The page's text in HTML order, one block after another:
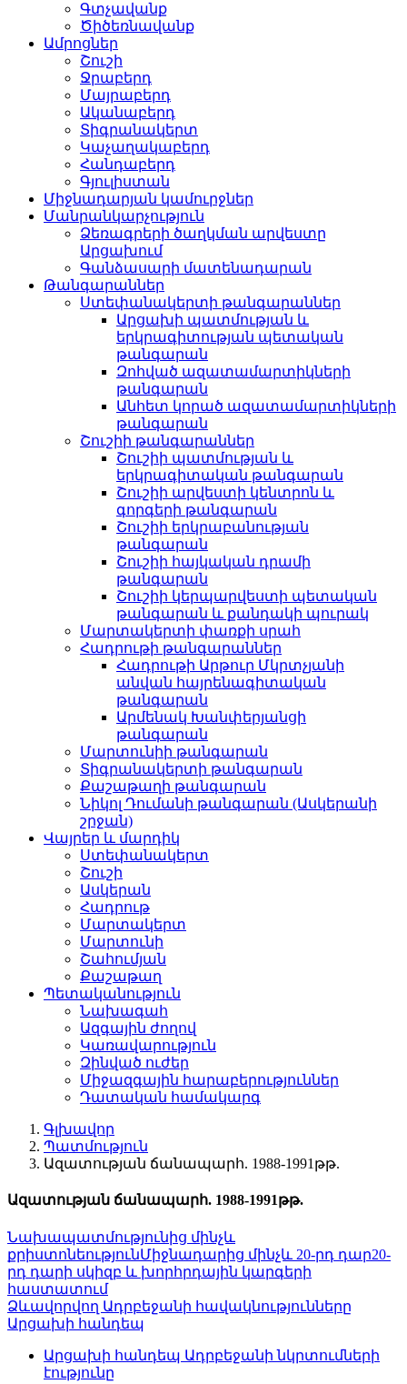
Գտչավանք
Ծիծեռնավանք
Ամրոցներ
Շուշի
Ջրաբերդ
Մայրաբերդ
Ականաբերդ
Տիգրանակերտ
Կաչաղակաբերդ
Հանդաբերդ
Գյուլիստան
Միջնադարյան կամուրջներ
Մանրանկարչություն
Ձեռագրերի ծաղկման արվեստը
Արցախում
Գանձասարի մատենադարան
Թանգարաններ
Ստեփանակերտի թանգարաններ
Արցախի պատմության և
երկրագիտության պետական
թանգարան
Զոհված ազատամարտիկների
թանգարան
Անհետ կորած ազատամարտիկների
թանգարան
Շուշիի թանգարաններ
Շուշիի պատմության և
երկրագիտական թանգարան
Շուշիի արվեստի կենտրոն և
գորգերի թանգարան
Շուշիի երկրաբանության
թանգարան
Շուշիի հայկական դրամի
թանգարան
Շուշիի կերպարվեստի պետական
թանգարան և քանդակի պուրակ
Մարտակերտի փառքի սրահ
Հադրութի թանգարաններ
Հադրութի Արթուր Մկրտչյանի
անվան հայրենագիտական
թանգարան
Արմենակ Խանփերյանցի
թանգարան
Մարտունիի թանգարան
Տիգրանակերտի թանգարան
Քաշաթաղի թանգարան
Նիկոլ Դումանի թանգարան (Ասկերանի
շրջան)
Վայրեր և մարդիկ
Ստեփանակերտ
Շուշի
Ասկերան
Հադրութ
Մարտակերտ
Մարտունի
Շահումյան
Քաշաթաղ
Պետականություն
Նախագահ
Ազգային ժողով
Կառավարություն
Զինված ուժեր
Միջազգային հարաբերություններ
Դատական համակարգ
Գլխավոր
Պատմություն
Ազատության ճանապարհ. 1988-1991թթ.
Ազատության ճանապարհ. 1988-1991թթ.
Նախապատմությունից մինչև
քրիստոնեությունՄիջնադարից մինչև 20-րդ դար20-
րդ դարի սկիզբ և խորհրդային կարգերի
հաստատում
Ձևավորվող Ադրբեջանի հավակնությունները
Արցախի հանդեպ
Արցախի հանդեպ Ադրբեջանի նկրտումների
էությունը